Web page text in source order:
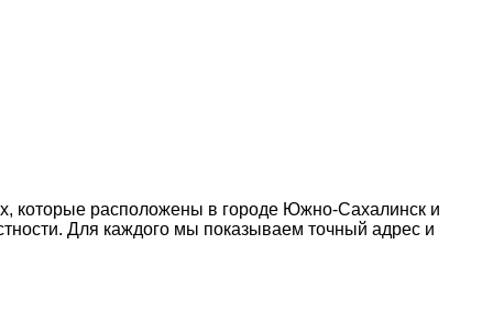
которые расположены в городе Южно-Сахалинск и
Для каждого мы показываем точный адрес и